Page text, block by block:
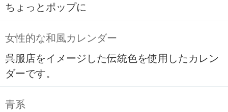
ちょっとポップに
女性的な和風カレンダー
呉服店をイメージした伝統色を使用したカレン
ダーです。
青系